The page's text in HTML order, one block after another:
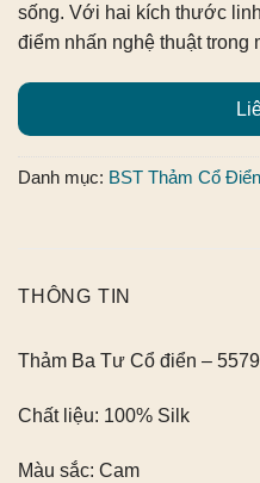
sống. Với hai kích thước
điểm nhấn nghệ thuật trong
Danh mục: BST Thảm Cổ Điển
THÔNG TIN
Thảm Ba Tư Cổ điển – 5579
Chất liệu: 100% Silk
Màu sắc: Cam